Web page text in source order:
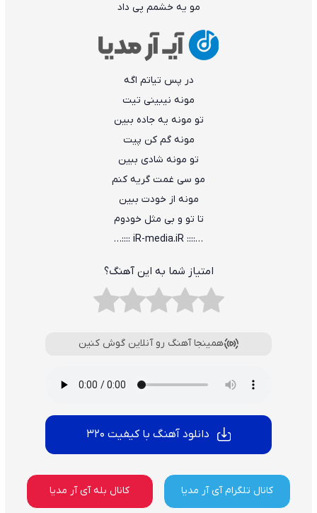
ﻣﻮ ﻳﻪ ﺧﺸﻤﻢ ﭘﻰ داد
در ﭘﺲ ﺗﻴﺎﺗﻢ اﮔﻪ
ﻣﻮﻧﻪ ﻧﻴﺒﻴﻨﻰ ﺗﻴﺖ
ﺗﻮ ﻣﻮﻧﻪ ﻳﻪ ﺟﺎده ﺑﺒﻴﻦ
ﻣﻮﻧﻪ ﮔﻢ ﻛﻦ ﭘﻴﺖ
ﺗﻮ ﻣﻮﻧﻪ ﺷﺎدی ﺑﺒﻴﻦ
ﻣﻮ ﺳﻰ ﻏﻤﺖ ﮔﺮﻳﻪ ﻛﻨﻢ
ﻣﻮﻧﻪ از ﺧﻮدت ﺑﺒﻴﻦ
ﺗﺎ ﺗﻮ و ﺑﻰ ﻣﺜﻞ ﺧﻮدوم
…:::: iR-media.iR ::::…
امتیاز شما به این آهنگ؟
همینجا آهنگ رو آنلاین گوش کنین
دانلود آهنگ با کیفیت 320
کانال تلگرام آی آر مدیا کانال بله آی آر مدیا